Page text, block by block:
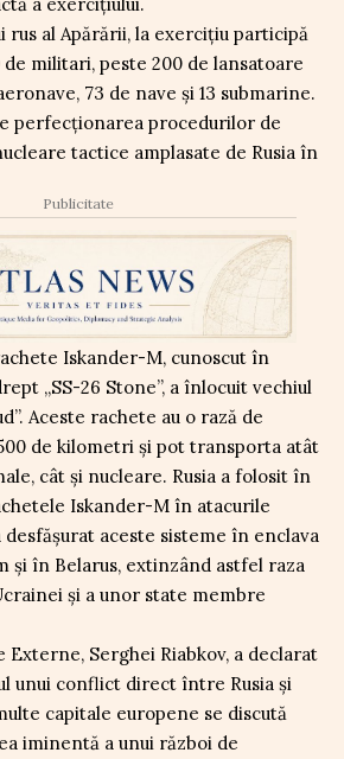
al Apărării, la exercițiu participă
militari, peste 200 de lansatoare
73 de nave și 13 submarine.
perfecționarea procedurilor de
tactice amplasate de Rusia în
Publicitate
Iskander-M, cunoscut în
„SS-26 Stone”, a înlocuit vechiul
Aceste rachete au o rază de
de kilometri și pot transporta atât
cât și nucleare. Rusia a folosit în
Iskander-M în atacurile
desfășurat aceste sisteme în enclava
și în Belarus, extinzând astfel raza
și a unor state membre
Externe, Serghei Riabkov, a declarat
unui conflict direct între Rusia și
capitale europene se discută
iminentă a unui război de